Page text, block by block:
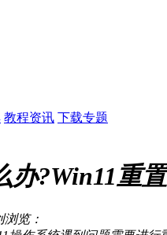
教程资讯 下载专题
办?Win11重
浏览：